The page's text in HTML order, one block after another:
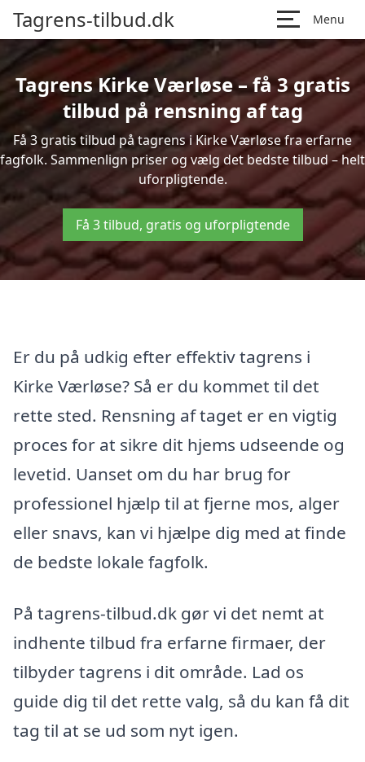
Tagrens-tilbud.dk Menu
Tagrens Kirke Værløse – få 3 gratis
tilbud på rensning af tag
Få 3 gratis tilbud på tagrens i Kirke Værløse fra erfarne
fagfolk. Sammenlign priser og vælg det bedste tilbud – helt
uforpligtende.
Få 3 tilbud, gratis og uforpligtende
Er du på udkig efter effektiv tagrens i
Kirke Værløse? Så er du kommet til det
rette sted. Rensning af taget er en vigtig
proces for at sikre dit hjems udseende og
levetid. Uanset om du har brug for
professionel hjælp til at fjerne mos, alger
eller snavs, kan vi hjælpe dig med at finde
de bedste lokale fagfolk.
På tagrens-tilbud.dk gør vi det nemt at
indhente tilbud fra erfarne firmaer, der
tilbyder tagrens i dit område. Lad os
guide dig til det rette valg, så du kan få dit
tag til at se ud som nyt igen.